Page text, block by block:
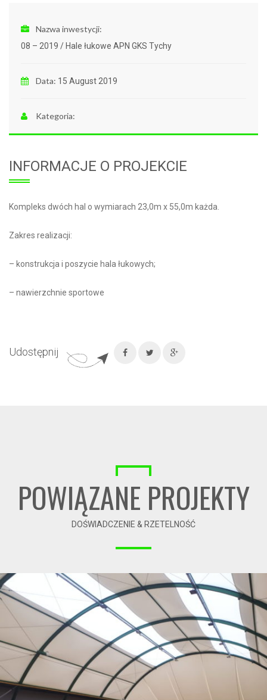
Nazwa inwestycji:
08 – 2019 / Hale łukowe APN GKS Tychy
Data: 15 August 2019
Kategoria:
INFORMACJE O PROJEKCIE
Kompleks dwóch hal o wymiarach 23,0m x 55,0m każda.
Zakres realizacji:
– konstrukcja i poszycie hala łukowych;
– nawierzchnie sportowe
Udostępnij
POWIĄZANE PROJEKTY
DOŚWIADCZENIE & RZETELNOŚĆ